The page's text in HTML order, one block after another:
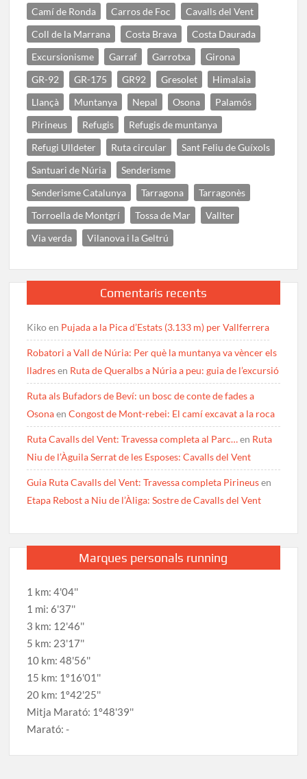
Camí de Ronda
Carros de Foc
Cavalls del Vent
Coll de la Marrana
Costa Brava
Costa Daurada
Excursionisme
Garraf Garrotxa
Girona
GR-92
GR-175 GR92 Gresolet
Himalaia
Llançà
Muntanya Nepal Osona
Palamós
Pirineus
Refugis
Refugis de muntanya
Refugi Ulldeter
Ruta circular
Sant Feliu de Guíxols
Santuari de Núria
Senderisme
Senderisme Catalunya
Tarragona
Tarragonès
Torroella de Montgrí
Tossa de Mar
Vallter
Via verda
Vilanova i la Geltrú
Comentaris recents
Kikoen Pujada a la Pica d’Estats (3.133 m) per Vallferrera
Robatori a Vall de Núria: Per què la muntanya va vèncer els
lladresen Ruta de Queralbs a Núria a peu: guia de l’excursió
Ruta als Bufadors de Beví: un bosc de conte de fades a
OsonaenCongost de Mont-rebei: El camí excavat a la roca
Ruta Cavalls del Vent: Travessa completa al Parc…en Ruta
Niu de l’Àguila Serrat de les Esposes: Cavalls del Vent
Guia Ruta Cavalls del Vent: Travessa completa Pirineusen
Etapa Rebost a Niu de l’Àliga: Sostre de Cavalls del Vent
Marques personals running
1 km: 4'04''
1 mi: 6'37''
3 km: 12'46''
5 km: 23'17''
10 km: 48'56''
15 km: 1º16'01''
20 km: 1º42'25''
Mitja Marató: 1º48'39''
Marató: -